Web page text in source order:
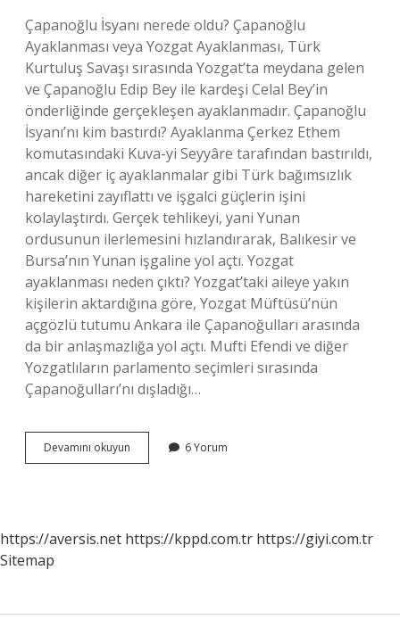
Çapanoğlu İsyanı nerede oldu? Çapanoğlu
Ayaklanması veya Yozgat Ayaklanması, Türk
Kurtuluş Savaşı sırasında Yozgat’ta meydana gelen
ve Çapanoğlu Edip Bey ile kardeşi Celal Bey’in
önderliğinde gerçekleşen ayaklanmadır. Çapanoğlu
İsyanı’nı kim bastırdı? Ayaklanma Çerkez Ethem
komutasındaki Kuva-yi Seyyâre tarafından bastırıldı,
ancak diğer iç ayaklanmalar gibi Türk bağımsızlık
hareketini zayıflattı ve işgalci güçlerin işini
kolaylaştırdı. Gerçek tehlikeyi, yani Yunan
ordusunun ilerlemesini hızlandırarak, Balıkesir ve
Bursa’nın Yunan işgaline yol açtı. Yozgat
ayaklanması neden çıktı? Yozgat’taki aileye yakın
kişilerin aktardığına göre, Yozgat Müftüsü’nün
açgözlü tutumu Ankara ile Çapanoğulları arasında
da bir anlaşmazlığa yol açtı. Mufti Efendi ve diğer
Yozgatlıların parlamento seçimleri sırasında
Çapanoğulları’nı dışladığı…
Devamını okuyun Çapanoğlu
Isyanı
6 Yorum
https://aversis.net https://kppd.com.tr https://giyi.com.tr
Sitemap